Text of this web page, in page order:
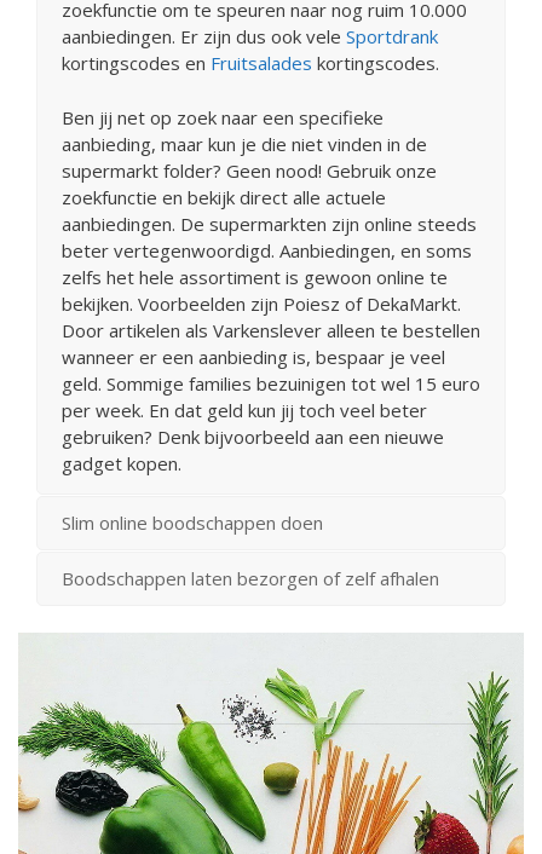
zoekfunctie om te speuren naar nog ruim 10.000
aanbiedingen. Er zijn dus ook vele Sportdrank
kortingscodes en Fruitsalades kortingscodes.
Ben jij net op zoek naar een specifieke
aanbieding, maar kun je die niet vinden in de
supermarkt folder? Geen nood! Gebruik onze
zoekfunctie en bekijk direct alle actuele
aanbiedingen. De supermarkten zijn online steeds
beter vertegenwoordigd. Aanbiedingen, en soms
zelfs het hele assortiment is gewoon online te
bekijken. Voorbeelden zijn Poiesz of DekaMarkt.
Door artikelen als Varkenslever alleen te bestellen
wanneer er een aanbieding is, bespaar je veel
geld. Sommige families bezuinigen tot wel 15 euro
per week. En dat geld kun jij toch veel beter
gebruiken? Denk bijvoorbeeld aan een nieuwe
gadget kopen.
Slim online boodschappen doen
Boodschappen laten bezorgen of zelf afhalen